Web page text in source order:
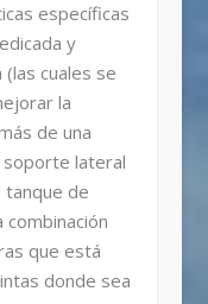
específicas
y
cuales se
la
de una
lateral
tanque de
que está
donde sea